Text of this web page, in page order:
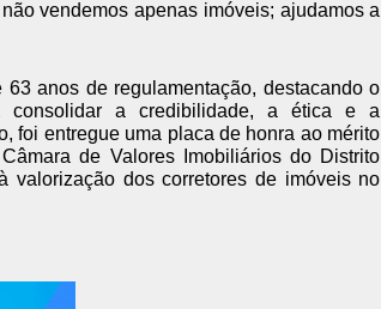
vendemos apenas imóveis; ajudamos a
anos de regulamentação, destacando o
consolidar a credibilidade, a ética e a
foi entregue uma placa de honra ao mérito
de Valores Imobiliários do Distrito
valorização dos corretores de imóveis no